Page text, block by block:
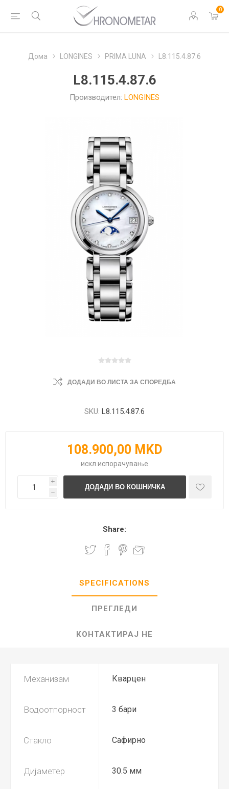
0
Дома LONGINES PRIMA LUNA L8.115.4.87.6
L8.115.4.87.6
Производител: LONGINES
ДОДАДИ ВО ЛИСТА ЗА СПОРЕДБА
SKU: L8.115.4.87.6
108.900,00 MKD
искл. испорачување
i
h
Share:
SPECIFICATIONS
ПРЕГЛЕДИ
КОНТАКТИРАЈ НЕ
Механизам Кварцен
Водоотпорност 3 бари
Стакло Сафирно
Дијаметер 30.5 мм